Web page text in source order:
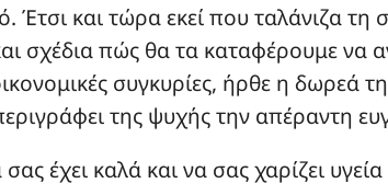
Έτσι και τώρα εκεί που ταλάνιζα τη
σχέδια πώς θα τα καταφέρουμε να
συγκυρίες, ήρθε η δωρεά
της ψυχής την απέραντη
έχει καλά και να σας χαρίζει